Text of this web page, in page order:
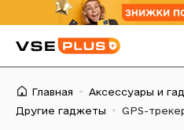
Главная Аксессуары и
Другие гаджеты
GPS-